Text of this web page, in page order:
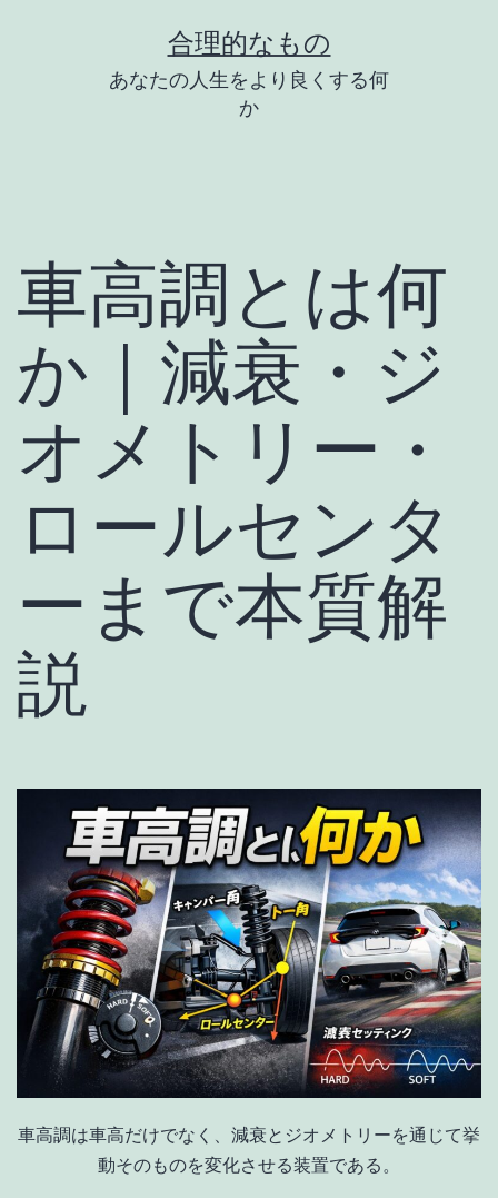
ッ
合理的なもの
あなたの人生をより良くする何
か
車高調とは何
か｜減衰・ジ
オメトリー・
ロールセンタ
ーまで本質解
説
車高調は車高だけでなく、減衰とジオメトリーを通じて挙
動そのものを変化させる装置である。